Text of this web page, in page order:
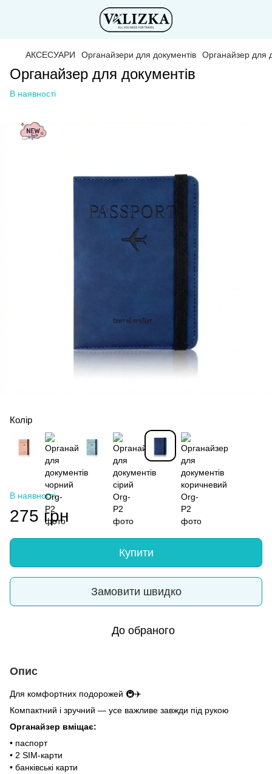
АКСЕСУАРИ Органайзери для документів Органайзер для
Органайзер для документів
В наявності
Колір
В наявності
275 грн
Купити
Замовити швидко
До обраного
Опис
Для комфортних подорожей 🚇✈️
Компактний і зручний — усе важливе завжди під рукою
Органайзер вміщає:
• паспорт
• 2 SIM-карти
• банківські карти